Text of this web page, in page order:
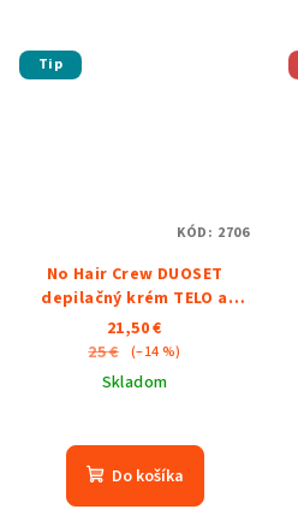
Tip
No Hair Crew DUOSET
depilačný krém TELO a
INTIMATE
21,50 €
25 € (–14 %)
Skladom
hodnotenie
produktu
Do košíka
KÓD: 2706